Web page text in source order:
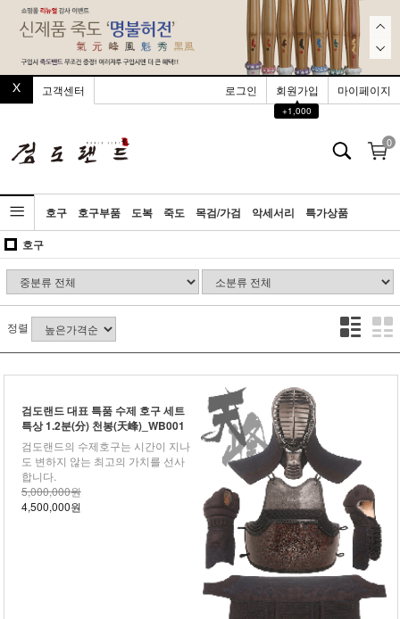
고객센터 로그인
회원가입
▲
+1,000
마이페이지
0
호구 호구부품 도복 죽도 목검/가검 악세서리
특가상품
호구
정렬
검도랜드 대표 특품 수제 호구 세트
특상 1.2분(分) 천봉(天峰)_WB001
검도랜드의 수제호구는 시간이 지나
도 변하지 않는 최고의 가치를 선사
합니다.
5,000,000원
4,500,000원